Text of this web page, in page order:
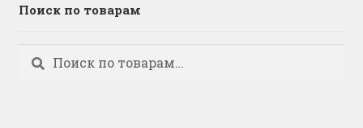
Поиск по товарам
Искать:
Поиск